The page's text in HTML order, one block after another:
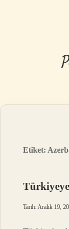
Etiket:
Tarih: Aralık 19,